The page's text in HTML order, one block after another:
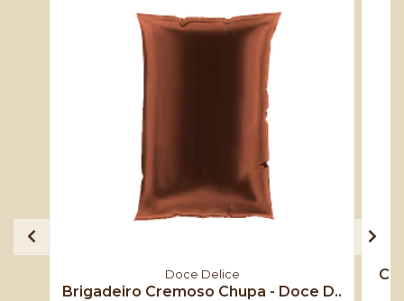
Doce Delice
Brigadeiro Cremoso Chupa - Doce D..